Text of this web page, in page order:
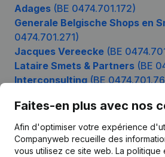
Adages (BE 0474.701.172)
Generale Belgische Shops en
0474.701.271)
Jacques Vereecke (BE
Lataire Smets & Partners (BE
Interconsulting(BE
Faites-en plus avec nos
Afin d'optimiser votre expérience
Companyweb recueille des
vous utilisez ce site web. La politique